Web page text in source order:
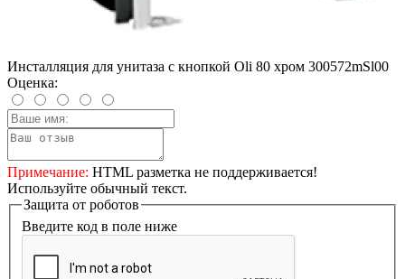
Инсталляция для унитаза с кнопкой Oli 80 хром 300572mSl00
Оценка:
Примечание: HTML разметка не поддерживается!
Используйте обычный текст.
Защита от роботов
Введите код в поле ниже